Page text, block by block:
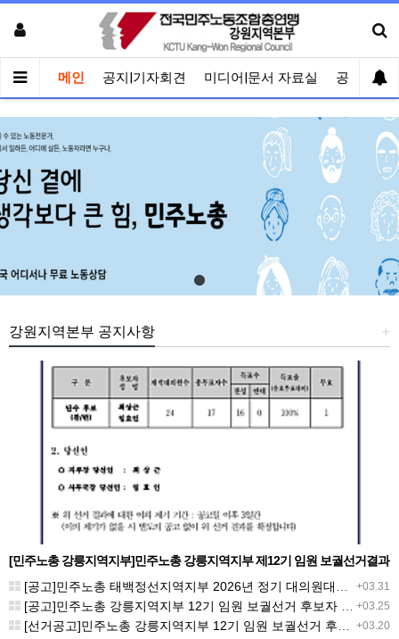
메인 공지|기자회견 미디어|문서 자료실 공유게시
+
강원지역본부 공지사항
[민주노총 강릉지역지부]민주노총 강릉지역지부 제12기 임원 보궐선거결과
공고
+03.31
[공고]민주노총 태백정선지역지부 2026년 정기 대의원대회 재소집 건
+03.25
[공고]민주노총 강릉지역지부 12기 임원 보궐선거 후보자 확정 공고
+03.20
[선거공고]민주노총 강릉지역지부 12기 임원 보궐선거 후보 등록 기간 연장 공고